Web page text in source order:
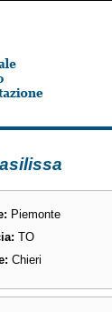
Piemonte
TO
Chieri